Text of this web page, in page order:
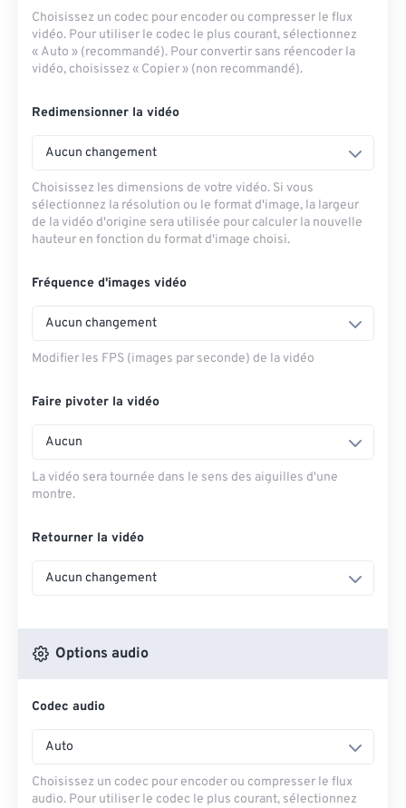
Choisissez un codec pour encoder ou compresser le flux
vidéo. Pour utiliser le codec le plus courant, sélectionnez
« Auto » (recommandé). Pour convertir sans réencoder la
vidéo, choisissez « Copier » (non recommandé).
Redimensionner la vidéo
Aucun changement
Choisissez les dimensions de votre vidéo. Si vous
sélectionnez la résolution ou le format d'image, la largeur
de la vidéo d'origine sera utilisée pour calculer la nouvelle
hauteur en fonction du format d'image choisi.
Fréquence d'images vidéo
Aucun changement
Modifier les FPS (images par seconde) de la vidéo
Faire pivoter la vidéo
Aucun
La vidéo sera tournée dans le sens des aiguilles d'une
montre.
Retourner la vidéo
Aucun changement
Options audio
Codec audio
Auto
Choisissez un codec pour encoder ou compresser le flux
audio. Pour utiliser le codec le plus courant, sélectionnez